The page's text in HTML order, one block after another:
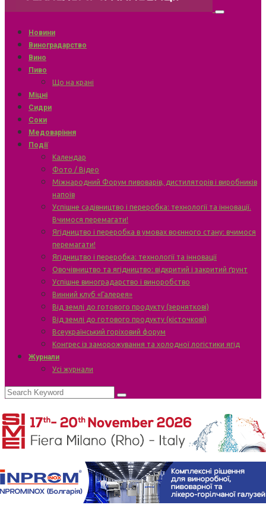
Новини
Виноградарство
Вино
Пиво
Що на крані
Міцні
Сидри
Соки
Медоваріння
Події
Календар
Фото / Відео
Міжнародний Форум пивоварів, дистиляторів і виробників
напоїв
Успішне садівництво і переробка: технології та інновації.
Вчимося перемагати!
Ягідництво і переробка в умовах воєнного стану: вчимося
перемагати!
Ягідництво і переробка: технології та інновації
Овочівництво та ягідництво: відкритий і закритий ґрунт
Успішне виноградарство і виноробство
Винний клуб «Галерея»
Від землі до готового продукту (зерняткові)
Від землі до готового продукту (кісточкові)
Всеукраїнський горіховий форум
Конгрес із заморожування та холодної логістики ягід
Журнали
Усі журнали